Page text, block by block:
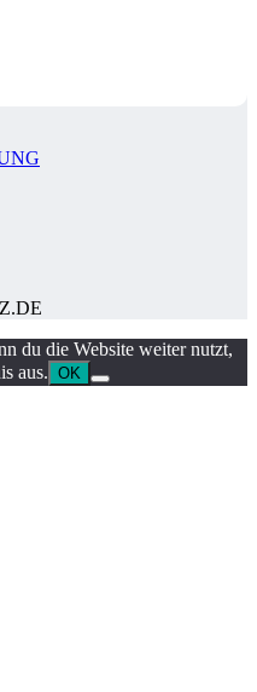
du die Website weiter nutzt,
aus. OK